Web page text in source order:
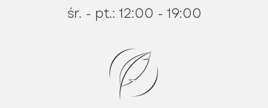
śr. - pt.: 12:00 - 19:00